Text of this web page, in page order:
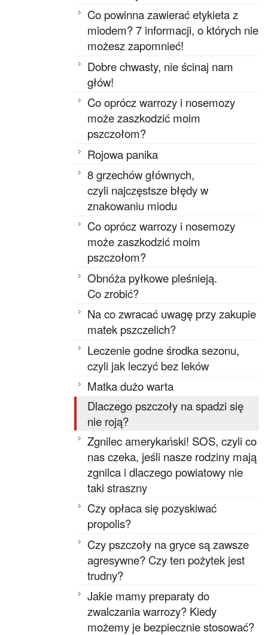
Co powinna zawierać etykieta z
miodem? 7 informacji, o których nie
możesz zapomnieć!
Dobre chwasty, nie ścinaj nam
głów!
Co oprócz warrozy i nosemozy
może zaszkodzić moim
pszczołom?
Rojowa panika
8 grzechów głównych,
czyli najczęstsze błędy w
znakowaniu miodu
Co oprócz warrozy i nosemozy
może zaszkodzić moim
pszczołom?
Obnóża pyłkowe pleśnieją.
Co zrobić?
Na co zwracać uwagę przy zakupie
matek pszczelich?
Leczenie godne środka sezonu,
czyli jak leczyć bez leków
Matka dużo warta
Dlaczego pszczoły na spadzi się
nie roją?
Zgnilec amerykański! SOS, czyli co
nas czeka, jeśli nasze rodziny mają
zgnilca i dlaczego powiatowy nie
taki straszny
Czy opłaca się pozyskiwać
propolis?
Czy pszczoły na gryce są zawsze
agresywne? Czy ten pożytek jest
trudny?
Jakie mamy preparaty do
zwalczania warrozy? Kiedy
możemy je bezpiecznie stosować?